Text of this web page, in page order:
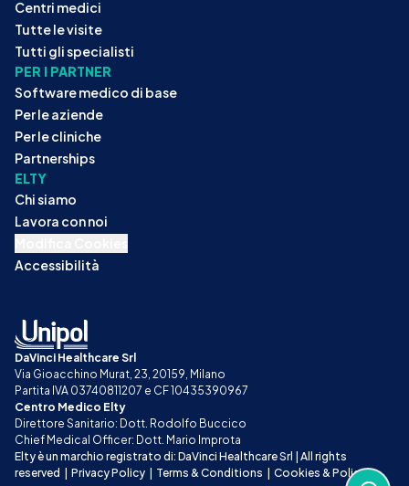
Centri medici
Tutte le visite
Tutti gli specialisti
PER I PARTNER
Software medico di base
Per le aziende
Per le cliniche
Partnerships
ELTY
Chi siamo
Lavora con noi
Accessibilità
DaVinci Healthcare Srl
Via Gioacchino Murat, 23, 20159, Milano
Partita IVA 03740811207 e CF 10435390967
Centro Medico Elty
Direttore Sanitario: Dott. Rodolfo Buccico
Chief Medical Officer: Dott. Mario Improta
Elty è un marchio registrato di: DaVinci Healthcare Srl | All rights
reserved | Privacy Policy | Terms & Conditions | Cookies & Policy